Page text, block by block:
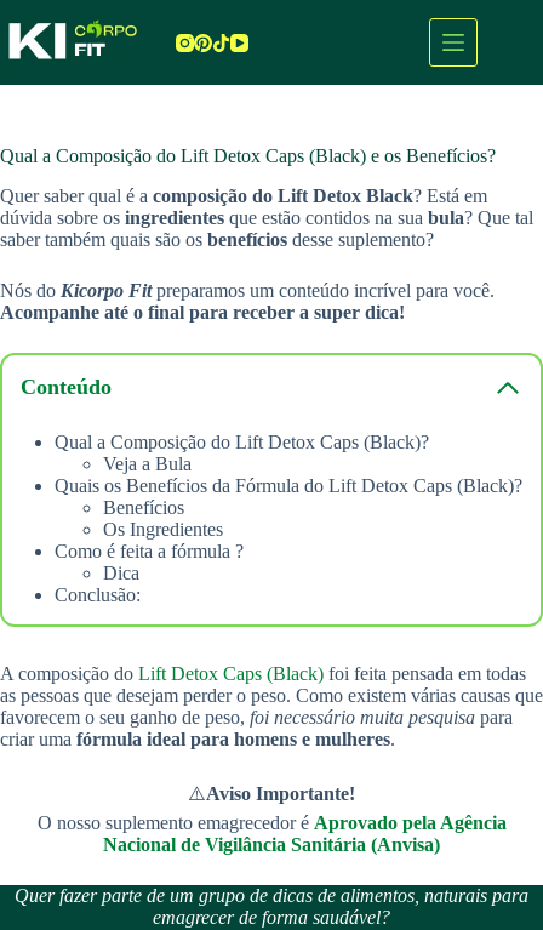
para
Qual a Composição do Lift Detox Caps (Black) e os Benefícios?
Quer saber qual é a composição do Lift Detox Black? Está em
dúvida sobre os ingredientes que estão contidos na sua bula? Que tal
saber também quais são os benefícios desse suplemento?
Nós do Kicorpo Fitpreparamos um conteúdo incrível para você.
Acompanhe até o final para receber a super dica!
Conteúdo
Qual a Composição do Lift Detox Caps (Black)?
Veja a Bula
Quais os Benefícios da Fórmula do Lift Detox Caps (Black)?
Benefícios
Os Ingredientes
Como é feita a fórmula ?
Dica
Conclusão:
A composição do Lift Detox Caps (Black) foi feita pensada em todas
as pessoas que desejam perder o peso. Como existem várias causas que
favorecem o seu ganho de peso, foi necessário muita pesquisa para
criar uma fórmula ideal para homens e mulheres.
⚠️Aviso Importante!
O nosso suplemento emagrecedor é Aprovado pela Agência
Nacional de Vigilância Sanitária (Anvisa)
Quer fazer parte de um grupo de dicas de alimentos, naturais para
emagrecer de forma saudável?